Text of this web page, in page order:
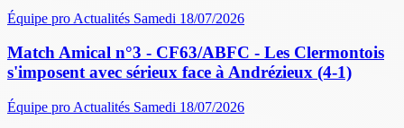
Équipe pro Actualités Samedi 18/07/2026
Match Amical n°3 - CF63/ABFC - Les Clermontois
s'imposent avec sérieux face à Andrézieux (4-1)
Équipe pro Actualités Samedi 18/07/2026